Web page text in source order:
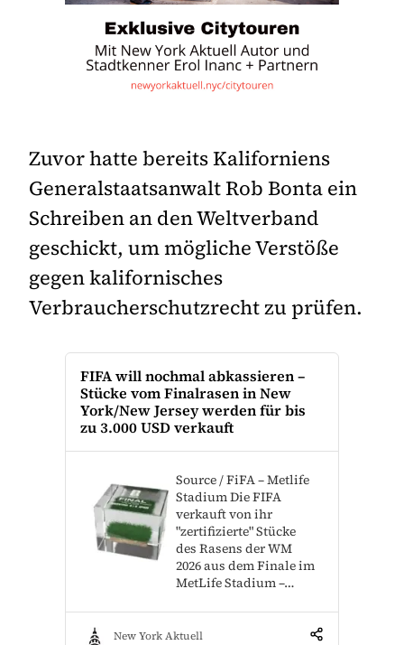
Zuvor hatte bereits Kaliforniens
Generalstaatsanwalt Rob Bonta ein
Schreiben an den Weltverband
geschickt, um mögliche Verstöße
gegen kalifornisches
Verbraucherschutzrecht zu prüfen.
FIFA will nochmal abkassieren –
Stücke vom Finalrasen in New
York/New Jersey werden für bis
zu 3.000 USD verkauft
Source / FiFA – Metlife
Stadium Die FIFA
verkauft von ihr
"zertifizierte" Stücke
des Rasens der WM
2026 aus dem Finale im
MetLife Stadium –…
New York Aktuell